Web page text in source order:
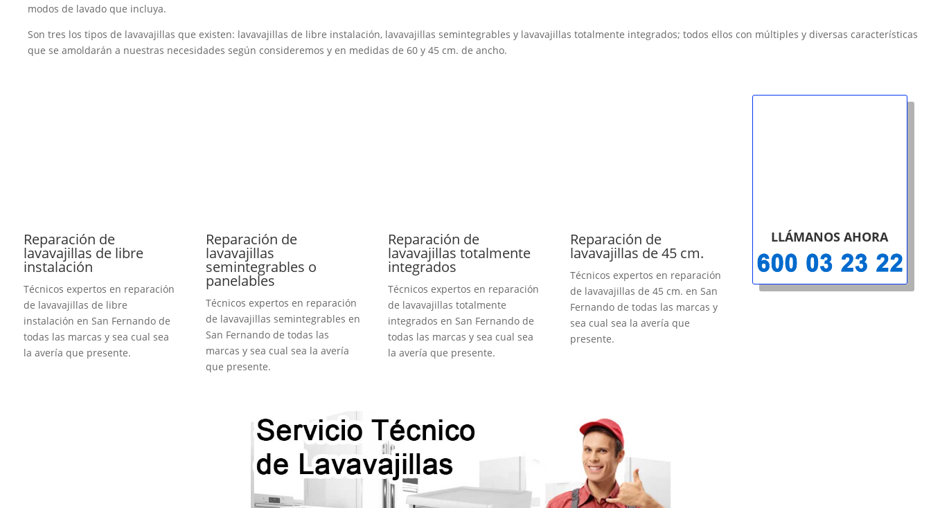
modos de lavado que incluya.
Son tres los tipos de lavavajillas que existen: lavavajillas de libre instalación, lavavajillas semintegrables y lavavajillas totalmente integrados; todos ellos con múltiples y diversas características
que se amoldarán a nuestras necesidades según consideremos y en medidas de 60 y 45 cm. de ancho.
Reparación de
lavavajillas de libre
instalación
Técnicos expertos en reparación
de lavavajillas de libre
instalación en San Fernando de
todas las marcas y sea cual sea
la avería que presente.
Reparación de
lavavajillas
semintegrables o
panelables
Técnicos expertos en reparación
de lavavajillas semintegrables en
San Fernando de todas las
marcas y sea cual sea la avería
que presente.
Reparación de
lavavajillas totalmente
integrados
Técnicos expertos en reparación
de lavavajillas totalmente
integrados en San Fernando de
todas las marcas y sea cual sea
la avería que presente.
Reparación de
lavavajillas de 45 cm.
Técnicos expertos en reparación
de lavavajillas de 45 cm. en San
Fernando de todas las marcas y
sea cual sea la avería que
presente.
LLÁMANOS AHORA